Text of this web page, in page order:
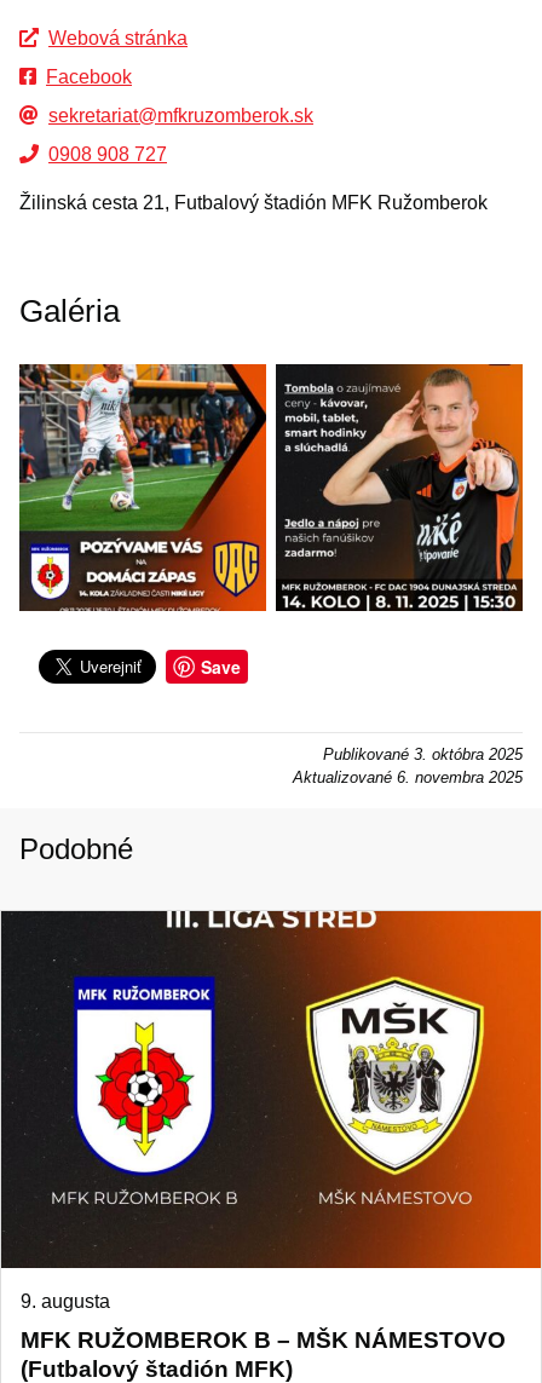
Webová stránka
Facebook
sekretariat@mfkruzomberok.sk
0908 908 727
Žilinská cesta 21, Futbalový štadión MFK Ružomberok
Galéria
Save
Publikované 3. októbra 2025
Aktualizované 6. novembra 2025
Podobné
MFK RUŽOMBEROK B – MŠK NÁMESTOVO
(Futbalový štadión MFK)
9. augusta